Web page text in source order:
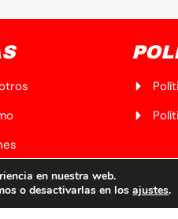
en nuestra web.
o desactivarlas en losajustes.